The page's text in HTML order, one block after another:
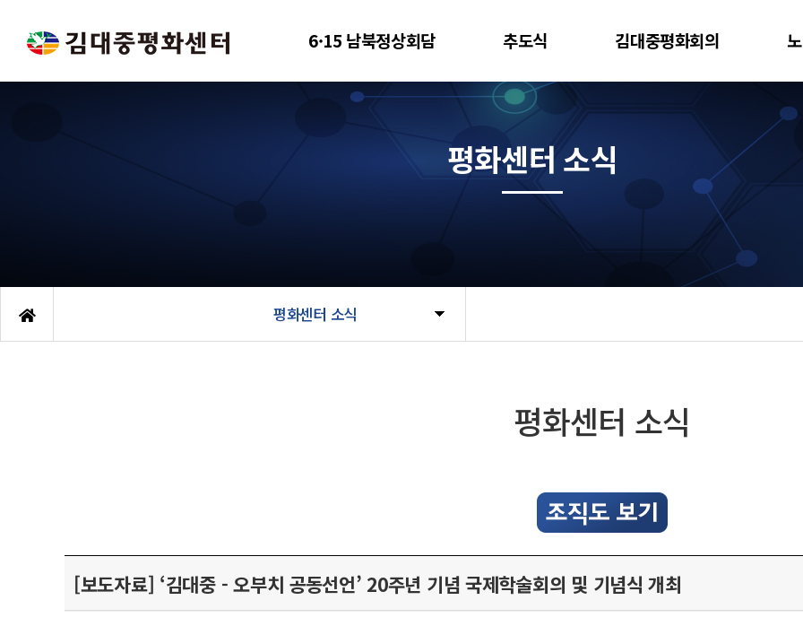
6·15 남북정상회담 추도식 김대중평화회의
평화센터 소식
평화센터 소식
평화센터 소식
[보도자료] ‘김대중 - 오부치 공동선언’ 20주년 기념 국제학술회의 및 기념식 개최